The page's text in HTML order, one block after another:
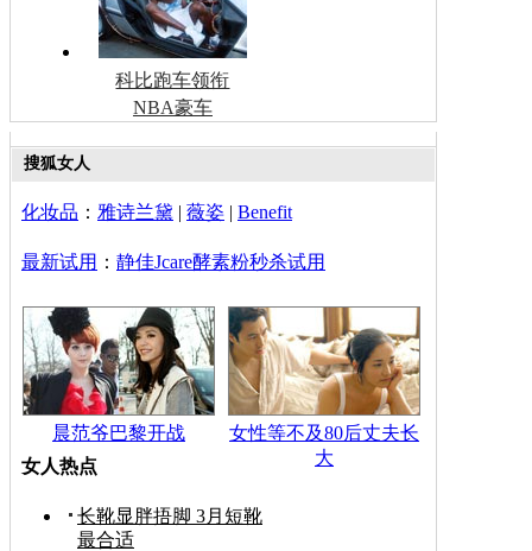
科比跑车领衔
NBA豪车
搜狐女人
化妆品 ： 雅诗兰黛 | 薇姿 | Benefit
最新试用 ： 静佳Jcare酵素粉秒杀试用
晨范爷巴黎开战
女性等不及80后丈夫长
大
女人热点
长靴显胖捂脚 3月短靴
最合适